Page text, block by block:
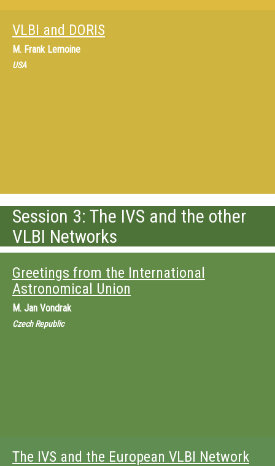
VLBI and DORIS
M. Frank Lemoine
USA
Session 3: The IVS and the other
VLBI Networks
Greetings from the International
Astronomical Union
M. Jan Vondrak
Czech Republic
The IVS and the European VLBI Network